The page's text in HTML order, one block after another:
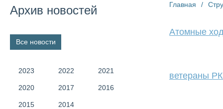
Архив новостей
Все новости
2023 2022 2021
2020 2017 2016
2015 2014
Главная /
Атомные
ветераны